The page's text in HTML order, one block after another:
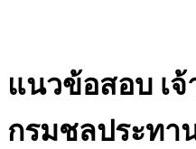
แนวข้อสอบ เ
กรมชลประทา